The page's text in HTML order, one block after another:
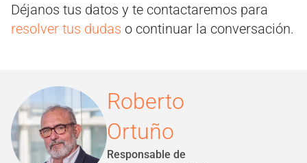
Déjanos tus datos y te contactaremos para
resolver tus dudas o continuar la conversación.
Roberto
Ortuño
Responsable de